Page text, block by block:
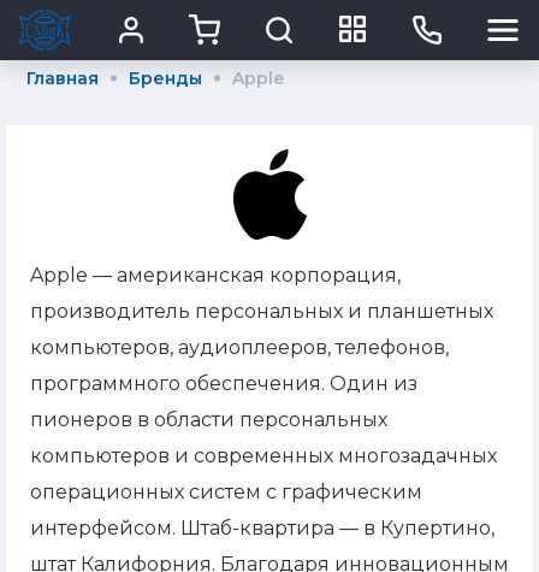
Главная Бренды Apple
Apple — американская корпорация,
производитель персональных и планшетных
компьютеров, аудиоплееров, телефонов,
программного обеспечения. Один из
пионеров в области персональных
компьютеров и современных многозадачных
операционных систем с графическим
интерфейсом. Штаб-квартира — в Купертино,
штат Калифорния. Благодаря инновационным